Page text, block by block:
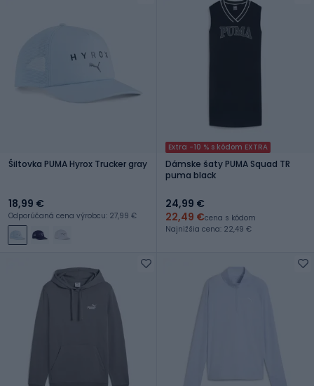
Šiltovka PUMA Hyrox Trucker gray
18,99 €
Odporúčaná cena výrobcu: 27,99 €
Extra -10 % s kódom EXTRA
Dámske šaty PUMA Squad TR
puma black
24,99 €
22,49 €cena s kódom
Najnižšia cena: 22,49 €